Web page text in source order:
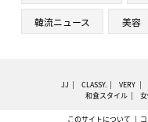
韓流ニュース 美容
JJ CLASSY. VERY
和食スタイル
このサイトについて